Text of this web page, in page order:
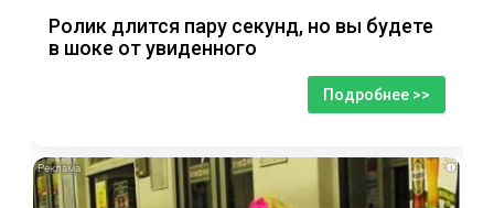
Ролик длится пару секунд, но вы будете
в шоке от увиденного
Подробнее >>
i